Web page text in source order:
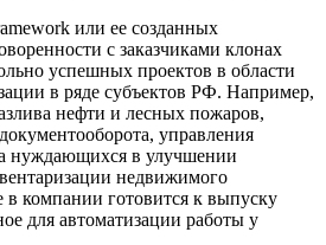
или ее созданных
с заказчиками клонах
успешных проектов в области
в ряде субъектов РФ. Например,
нефти и лесных пожаров,
управления
нуждающихся в улучшении
недвижимого
компании готовится к выпуску
для автоматизации работы у